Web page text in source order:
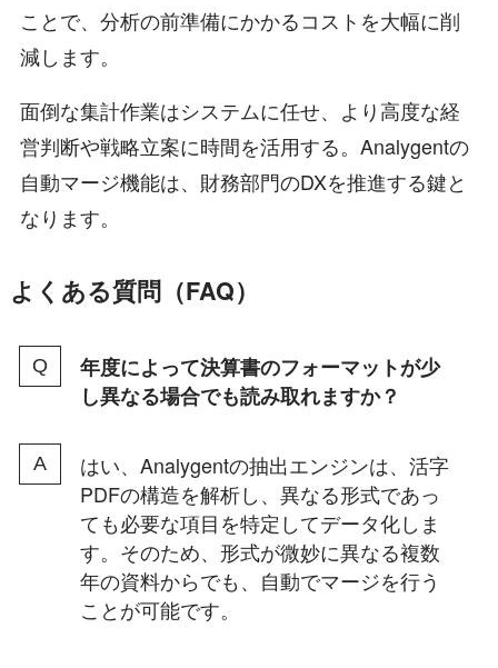
ことで、分析の前準備にかかるコストを大幅に削
減します。
面倒な集計作業はシステムに任せ、より高度な経
営判断や戦略立案に時間を活用する。Analygentの
自動マージ機能は、財務部門のDXを推進する鍵と
なります。
よくある質問（FAQ）
年度によって決算書のフォーマットが少
し異なる場合でも読み取れますか？
はい、Analygentの抽出エンジンは、活字
PDFの構造を解析し、異なる形式であっ
ても必要な項目を特定してデータ化しま
す。そのため、形式が微妙に異なる複数
年の資料からでも、自動でマージを行う
ことが可能です。